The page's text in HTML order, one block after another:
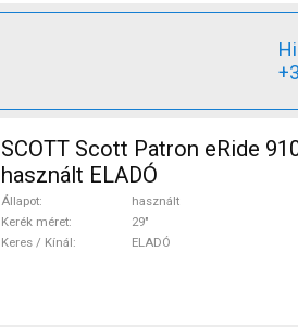
SCOTT Scott Patron eRide 910 (2023/24) Mountain
használt ELADÓ
Állapot
használt
Kerék méret
29"
Keres / Kínál
ELADÓ